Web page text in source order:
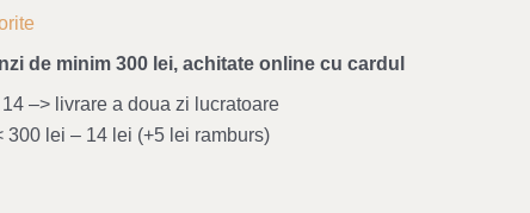
de minim 300 lei, achitate online cu cardul
–> livrare a doua zi lucratoare
300 lei – 14 lei (+5 lei ramburs)